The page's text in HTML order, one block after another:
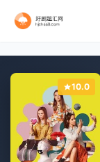
10.0
全10集
已完结
已完结
更新至01集
完结
第6集完结
已完结
全集
已完结 共5集
全集